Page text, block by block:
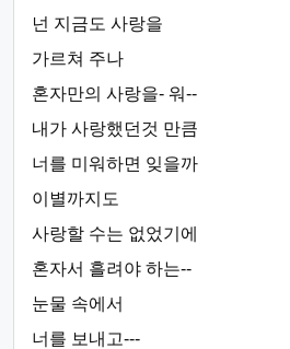
넌 지금도 사랑을
가르쳐 주나
혼자만의 사랑을- 워--
내가 사랑했던것 만큼
너를 미워하면 잊을까
이별까지도
사랑할 수는 없었기에
혼자서 흘려야 하는--
눈물 속에서
너를 보내고---